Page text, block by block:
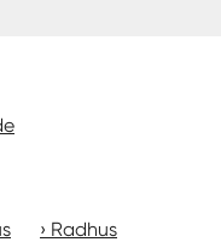
Radhus